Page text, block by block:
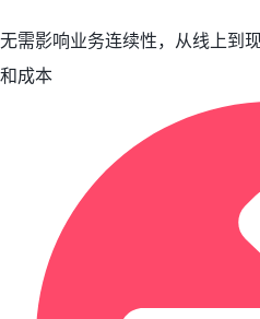
无需影响业务连续性，从线上到
和成本